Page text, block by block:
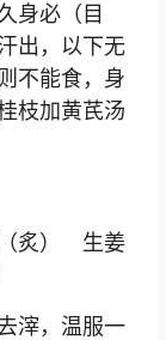
身必（目
出，以下无
不能食，身
枝加黄芪汤
炙） 生姜
滓，温服一